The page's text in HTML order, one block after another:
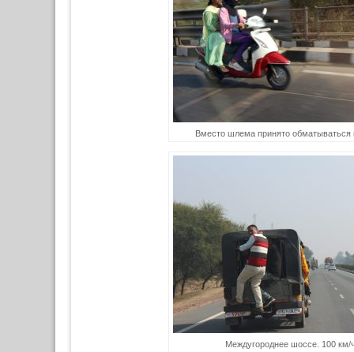
Вместо шлема принято
Междугороднее шоссе. 100 км/